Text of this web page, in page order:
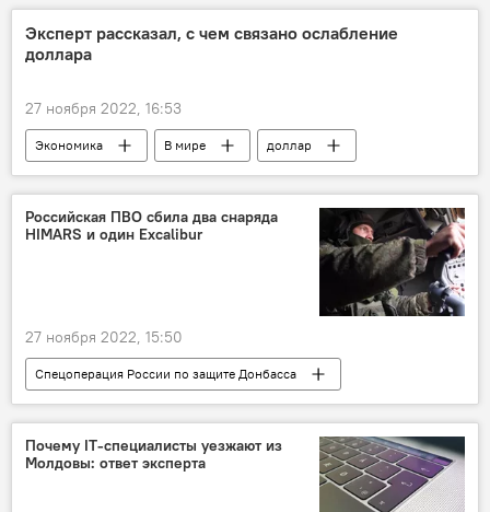
Эксперт рассказал, с чем связано ослабление
доллара
27 ноября 2022, 16:53
Экономика В мире доллар
Российская ПВО сбила два снаряда
HIMARS и один Excalibur
27 ноября 2022, 15:50
Спецоперация России по защите Донбасса
министерство обороны России
Почему IT-специалисты уезжают из
Молдовы: ответ эксперта